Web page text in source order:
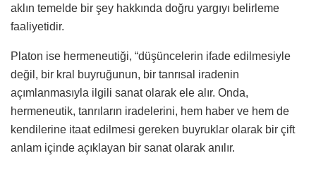
aklın temelde bir şey hakkında doğru yargıyı belirleme
faaliyetidir.
Platon ise hermeneutiği, “düşüncelerin ifade edilmesiyle
değil, bir kral buyruğunun, bir tanrısal iradenin
açımlanmasıyla ilgili sanat olarak ele alır. Onda,
hermeneutik, tanrıların iradelerini, hem haber ve hem de
kendilerine itaat edilmesi gereken buyruklar olarak bir çift
anlam içinde açıklayan bir sanat olarak anılır.